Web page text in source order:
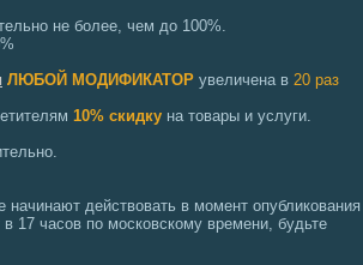
не более, чем до 100%.
ЛЮБОЙ МОДИФИКАТОР увеличена в 20 раз
10% скидку на товары и услуги.
действовать в момент опубликования
17 часов по московскому времени, будьте